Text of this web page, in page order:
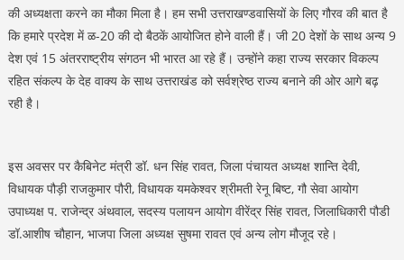
की अध्यक्षता करने का मौका मिला है। हम सभी उत्तराखण्डवासियों के लिए गौरव की बात है
कि हमारे प्रदेश में ळ-20 की दो बैठकें आयोजित होने वाली हैं। जी 20 देशों के साथ अन्य 9
देश एवं 15 अंतरराष्ट्रीय संगठन भी भारत आ रहे हैं। उन्होंने कहा राज्य सरकार विकल्प
रहित संकल्प के देह वाक्य के साथ उत्तराखंड को सर्वश्रेष्ठ राज्य बनाने की ओर आगे बढ़
रही है।
इस अवसर पर कैबिनेट मंत्री डॉ. धन सिंह रावत, जिला पंचायत अध्यक्ष शान्ति देवी,
विधायक पौड़ी राजकुमार पौरी, विधायक यमकेश्वर श्रीमती रेनू बिष्ट, गौ सेवा आयोग
उपाध्यक्ष प. राजेन्द्र अंथवाल, सदस्य पलायन आयोग वीरेंद्र सिंह रावत, जिलाधिकारी पौडी
डॉ.आशीष चौहान, भाजपा जिला अध्यक्ष सुषमा रावत एवं अन्य लोग मौजूद रहे।